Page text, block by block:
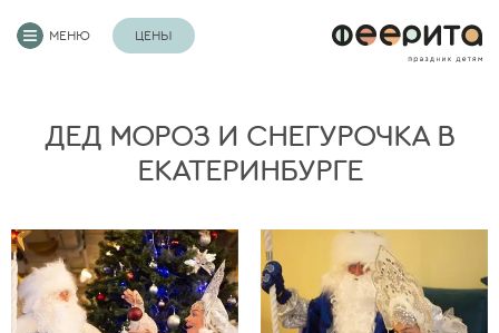
МЕНЮ ЦЕНЫ
ДЕД МОРОЗ И СНЕГУРОЧКА В
ЕКАТЕРИНБУРГЕ